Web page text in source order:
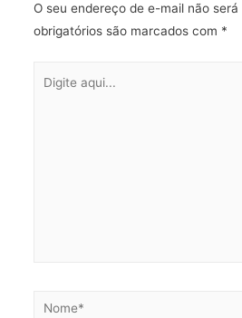
O seu endereço de e-mail não será
obrigatórios são marcados com *
aqui...
Nome*